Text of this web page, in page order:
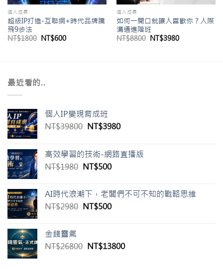
個人成長
超級IP打造-互聯網+時代品牌騰
飛9步法
NT$1800 NT$600
個人成長
如何一開口就讓人喜歡你？人際
溝通進階班
NT$8800 NT$3980
最近看的..
個人IP變現育成班
NT$39800 NT$3980
高效學習的技術-網路直播版
NT$1980 NT$500
AI時代浪潮下，老闆們不可不知的戰略思維
NT$2980 NT$500
金錢靈氣
NT$26800 NT$13800